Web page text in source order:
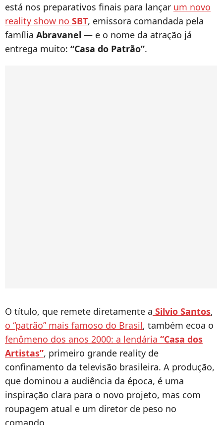
está nos preparativos finais para lançar um novo
reality show no SBT, emissora comandada pela
família Abravanel — e o nome da atração já
entrega muito: “Casa do Patrão”.
O título, que remete diretamente a Silvio Santos,
o “patrão” mais famoso do Brasil, também ecoa o
fenômeno dos anos 2000: a lendária “Casa dos
Artistas”, primeiro grande reality de
confinamento da televisão brasileira. A produção,
que dominou a audiência da época, é uma
inspiração clara para o novo projeto, mas com
roupagem atual e um diretor de peso no
comando.